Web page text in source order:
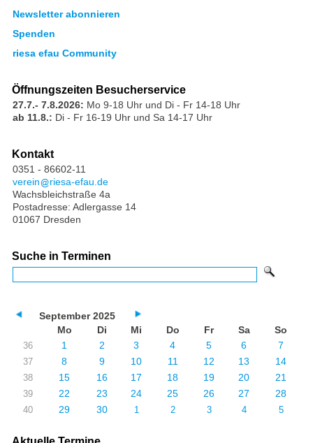
Newsletter abonnieren
Spenden
riesa efau Community
Öffnungszeiten Besucherservice
27.7.- 7.8.2026: Mo 9-18 Uhr und Di - Fr 14-18 Uhr
ab 11.8.: Di - Fr 16-19 Uhr und Sa 14-17 Uhr
Kontakt
0351 - 86602-11
verein
riesa-efau.de
Wachsbleichstraße 4a
Postadresse: Adlergasse 14
01067 Dresden
Suche in Terminen
September 2025
Mo
Di Mi Do Fr Sa So
36 1 2 3 4 5 6 7
37 8 9 10 11 12 13 14
38 15 16 17 18 19 20 21
39 22 23 24 25 26 27 28
40 29 30 1 2 3 4 5